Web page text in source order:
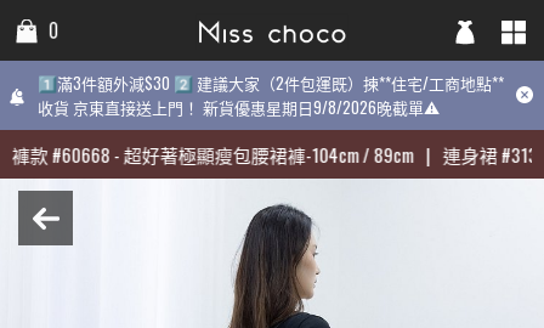
0
1️⃣滿3件額外減$30 2️⃣ 建議大家（2件包運既）揀**住宅/工商地點**
收貨 京東直接送上門！ 新貨優惠星期日9/8/2026晚截單⚠️
款#60668-超好著極顯瘦包腰裙褲-104cm / 89cm | 連身裙#31398
0
1️⃣滿3件額外減$30 2️⃣ 建議大家（2件包運既）揀**住宅/工商地點**
收貨 京東直接送上門！ 新貨優惠星期日9/8/2026晚截單⚠️
款#60668-超好著極顯瘦包腰裙褲-104cm / 89cm | 連身裙#31398
1️⃣滿3件額外減$30 2️⃣ 建議大家（2件包運既）揀**住宅/工商地點**
9/8/2026晚截單⚠️
熱賣: 褲款#60668-超好著極顯瘦包腰裙褲-104cm / 89cm | 連身